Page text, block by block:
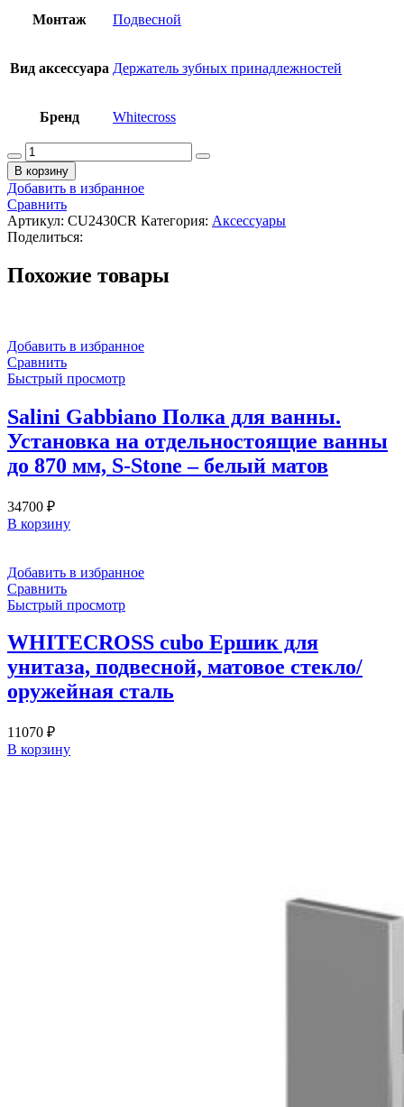
Монтаж Подвесной
Вид аксессуара Держатель зубных принадлежностей
Бренд Whitecross
Количество
товара
WHITECROSS
cubo
Стакан
для
зубных
матовое
В корзину
Добавить в избранное
Сравнить
Артикул: CU2430CR Категория: Аксессуары
Поделиться:
Похожие товары
Добавить в избранное
Сравнить
Быстрый просмотр
Salini Gabbiano Полка для ванны.
Установка на отдельностоящие ванны
до 870 мм, S-Stone – белый матов
34700 ₽
В корзину
Добавить в избранное
Сравнить
Быстрый просмотр
WHITECROSS cubo Ершик для
унитаза, подвесной, матовое стекло/
оружейная сталь
11070 ₽
В корзину